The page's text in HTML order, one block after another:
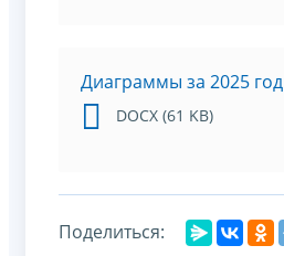
Диаграммы за 2025 год
DOCX (61 KB)
Поделиться: